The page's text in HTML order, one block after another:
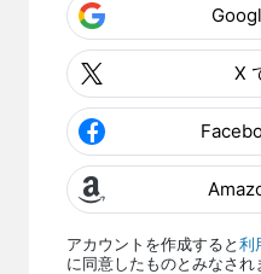
X
アカウントを作成すると 利
に同意したものとみなされ